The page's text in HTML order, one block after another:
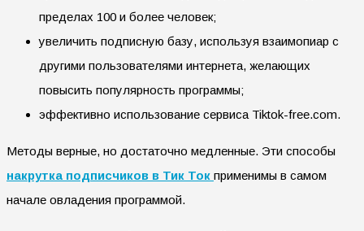
пределах 100 и более человек;
увеличить подписную базу, используя взаимопиар с
другими пользователями интернета, желающих
повысить популярность программы;
эффективно использование сервиса Tiktok-free.com.
Методы верные, но достаточно медленные. Эти способы
накрутка подписчиков в Тик Ток применимы в самом
начале овладения программой.